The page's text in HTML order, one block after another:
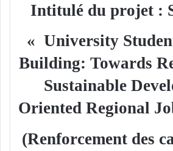
Intitulé du projet :
« University
Building: Towards
Sustainable
Oriented Regional
(Renforcement des